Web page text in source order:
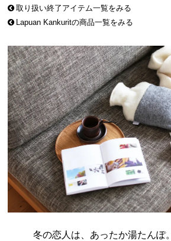
取り扱い終了アイテム一覧をみる
Lapuan Kankuritの商品一覧をみる
冬の恋人は、あったか湯たんぽ。